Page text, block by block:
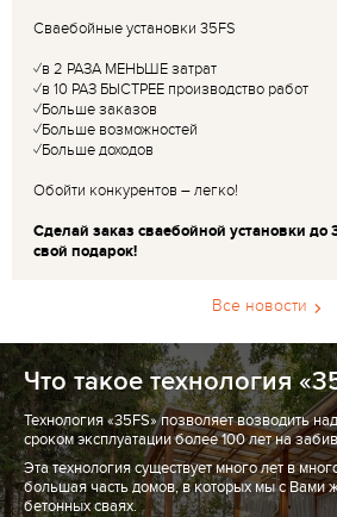
Сваебойные установки 35FS
✓в 2 РАЗА МЕНЬШЕ затрат
✓в 10 РАЗ БЫСТРЕЕ производство работ
✓Больше заказов
✓Больше возможностей
✓Больше доходов
Обойти конкурентов – легко!
Сделай заказ сваебойной установки
свой подарок!
Все новости
Что такое технология
Технология «35FS» позволяет возводить
сроком эксплуатации более 100 лет на
Эта технология существует много лет в
большая часть домов, в которых мы с Вами
бетонных сваях.